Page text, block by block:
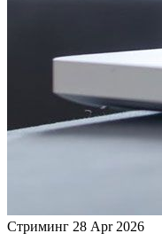
Стриминг 28 Apr 2026